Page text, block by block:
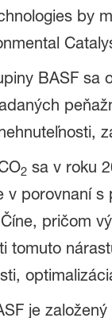
by
BASF sa
2sa v roku
v porovnaní
pričom
tomuto
je